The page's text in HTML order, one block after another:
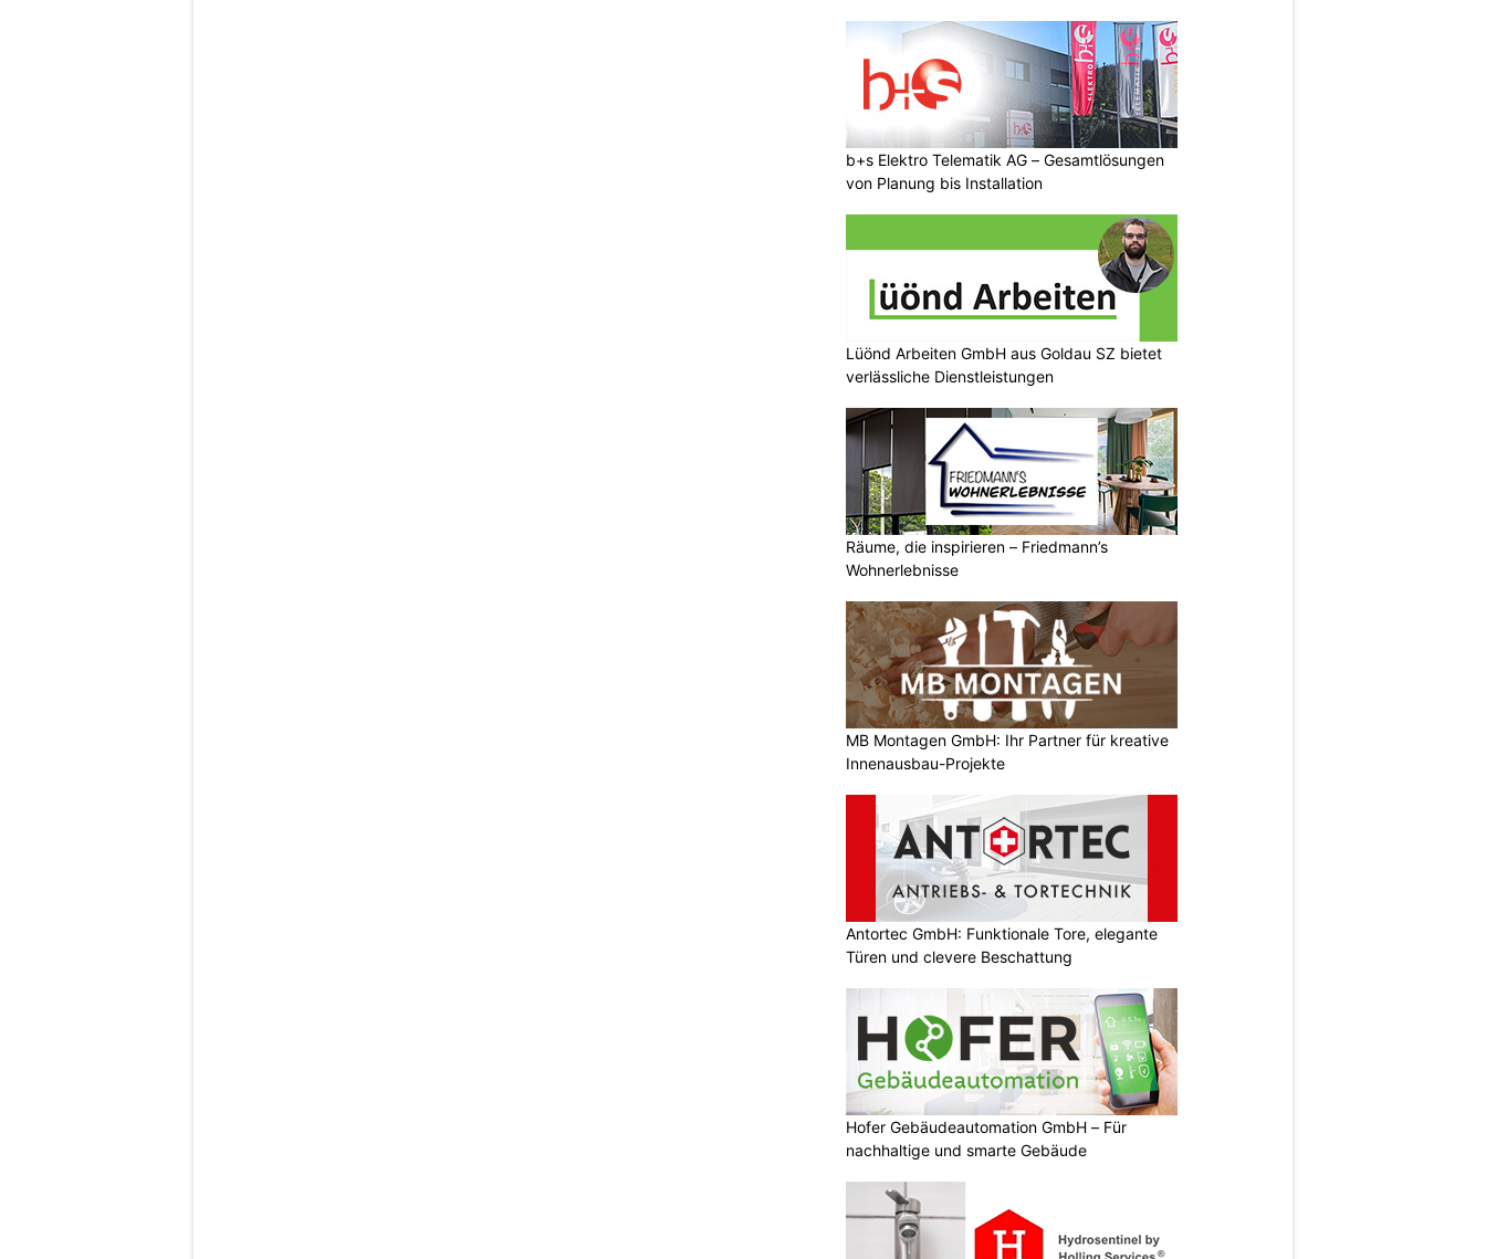
b+s Elektro Telematik AG – Gesamtlösungen
von Planung bis Installation
Lüönd Arbeiten GmbH aus Goldau SZ bietet
verlässliche Dienstleistungen
Räume, die inspirieren – Friedmann’s
Wohnerlebnisse
MB Montagen GmbH: Ihr Partner für kreative
Innenausbau-Projekte
Antortec GmbH: Funktionale Tore, elegante
Türen und clevere Beschattung
Hofer Gebäudeautomation GmbH – Für
nachhaltige und smarte Gebäude